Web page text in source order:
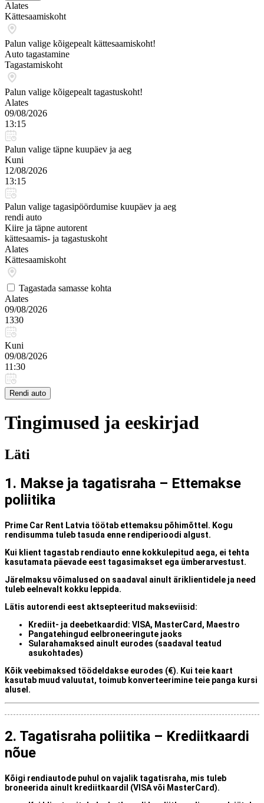
Alates
Kättesaamiskoht
Palun valige kõigepealt kättesaamiskoht!
Auto tagastamine
Tagastamiskoht
Palun valige kõigepealt tagastuskoht!
Alates
09/08/2026
13:15
Palun valige täpne kuupäev ja aeg
Kuni
12/08/2026
13:15
Palun valige tagasipöördumise kuupäev ja aeg
rendi auto
Kiire ja täpne autorent
kättesaamis- ja tagastuskoht
Alates
Kättesaamiskoht
Tagastada samasse kohta
Alates
09/08/2026
1330
Kuni
09/08/2026
11:30
Rendi auto
Tingimused ja eeskirjad
Läti
1. Makse ja tagatisraha – Ettemakse
poliitika
Prime Car Rent Latvia töötab ettemaksu põhimõttel . Kogu
rendisumma tuleb tasuda enne rendiperioodi algust.
Kui klient tagastab rendiauto enne kokkulepitud aega, ei tehta
kasutamata päevade eest tagasimakset ega ümberarvestust.
Järelmaksu võimalused on saadaval ainult äriklientidele ja need
tuleb eelnevalt kokku leppida.
Lätis autorendi eest aktsepteeritud makseviisid:
Krediit- ja deebetkaardid: VISA, MasterCard, Maestro
Pangatehingud eelbroneeringute jaoks
Sularahamaksed ainult eurodes (saadaval teatud
asukohtades)
Kõik veebimaksed töödeldakse eurodes (€). Kui teie kaart
kasutab muud valuutat, toimub konverteerimine teie panga kursi
alusel.
2. Tagatisraha poliitika – Krediitkaardi
nõue
Kõigi rendiautode puhul on vajalik tagatisraha, mis tuleb
broneerida ainult krediitkaardil (VISA või MasterCard).